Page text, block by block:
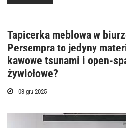
Tapicerka meblowa w
Persempra to jedyny
kawowe tsunami i open-
żywiołowe?
03 gru 2025